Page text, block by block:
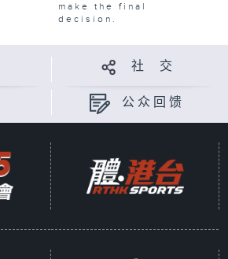
make the final
decision.
社 交
公众回馈